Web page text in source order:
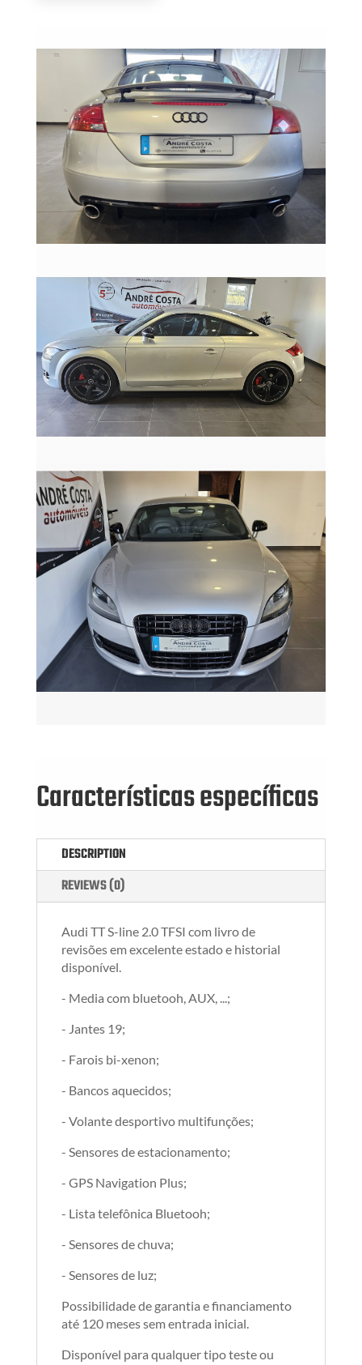
Características específicas
DESCRIPTION
REVIEWS (0)
Audi TT S-line 2.0 TFSI com livro de
revisões em excelente estado e historial
disponível.
- Media com bluetooh, AUX, ...;
- Jantes 19;
- Farois bi-xenon;
- Bancos aquecidos;
- Volante desportivo multifunções;
- Sensores de estacionamento;
- GPS Navigation Plus;
- Lista telefônica Bluetooh;
- Sensores de chuva;
- Sensores de luz;
Possibilidade de garantia e financiamento
até 120 meses sem entrada inicial.
Disponível para qualquer tipo teste ou